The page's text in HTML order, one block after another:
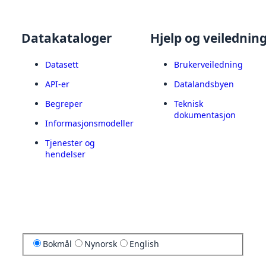
Datakataloger
Datasett
API-er
Begreper
Informasjonsmodeller
Tjenester og
hendelser
Hjelp og
Brukerveiledning
Datalandsbyen
Teknisk
dokumentasjon
Bokmål Nynorsk English